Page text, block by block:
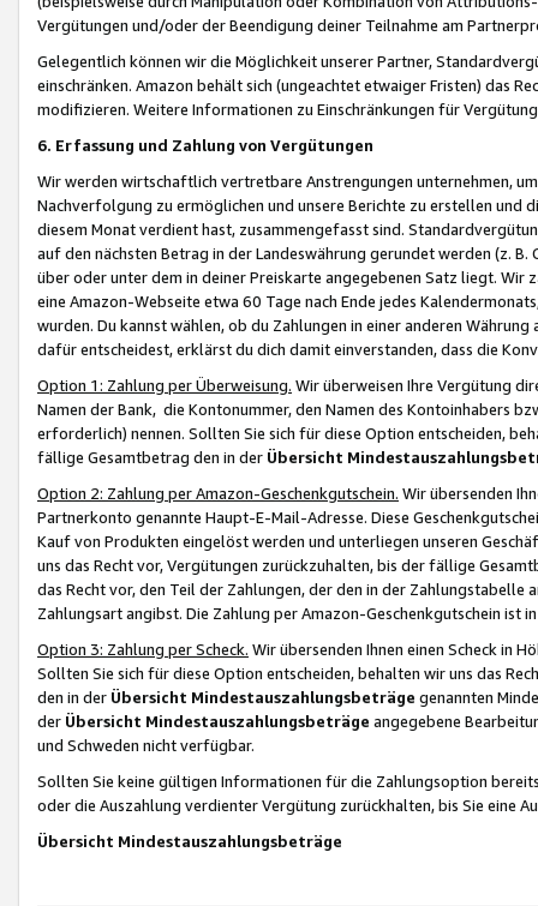
Vergütungen und/oder der Beendigung deiner Teilnahme am
Gelegentlich können wir die Möglichkeit unserer Partner,
einschränken. Amazon behält sich (ungeachtet etwaiger Fristen) das
modifizieren. Weitere Informationen zu Einschränkungen für
6. Erfassung und Zahlung von Vergütungen
Wir werden wirtschaftlich vertretbare Anstrengungen unternehmen,
Nachverfolgung zu ermöglichen und unsere Berichte zu erstellen und
diesem Monat verdient hast, zusammengefasst sind.
auf den nächsten Betrag in der Landeswährung gerundet werden (z.
über oder unter dem in deiner Preiskarte angegebenen Satz liegt.
eine Amazon-Webseite etwa 60 Tage nach Ende jedes
wurden. Du kannst wählen, ob du Zahlungen in einer anderen
dafür entscheidest, erklärst du dich damit einverstanden, dass die
Option 1: Zahlung per Überweisung. Wir überweisen Ihre Vergütung
Namen der Bank, die Kontonummer, den Namen des Kontoinhabers
erforderlich) nennen. Sollten Sie sich für diese Option entscheiden,
fällige Gesamtbetrag den in der Übersicht
Option 2: Zahlung per Amazon-Geschenkgutschein. Wir übersenden
Partnerkonto genannte Haupt-E-Mail-Adresse. Diese
Kauf von Produkten eingelöst werden und unterliegen unseren
uns das Recht vor, Vergütungen zurückzuhalten, bis der fällige
das Recht vor, den Teil der Zahlungen, der den in der
Zahlungsart angibst. Die Zahlung per Amazon-Geschenkgutschein ist
Option 3: Zahlung per Scheck. Wir übersenden Ihnen einen Scheck in
Sollten Sie sich für diese Option entscheiden, behalten wir uns das
den in der Übersicht Mindestauszahlungsbeträge genannten
der Übersicht Mindestauszahlungsbeträge angegebene
und Schweden nicht verfügbar.
Sollten Sie keine gültigen Informationen für die Zahlungsoption
oder die Auszahlung verdienter Vergütung zurückhalten, bis Sie
Übersicht Mindestauszahlungsbeträge